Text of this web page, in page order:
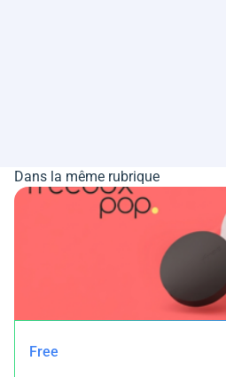
Dans la même rubrique
Free